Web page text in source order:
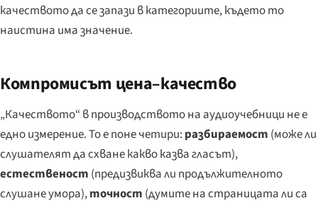
качеството да се запази в категориите, където то
наистина има значение.
Компромисът цена–качество
„Качеството“ в производството на аудиоучебници не е
едно измерение. То е поне четири: разбираемост (може ли
слушателят да схване какво казва гласът),
естественост (предизвиква ли продължителното
слушане умора),точност (думите на страницата ли са